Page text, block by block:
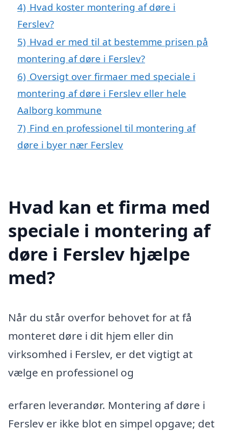
4) Hvad koster montering af døre i
Ferslev?
5) Hvad er med til at bestemme prisen på
montering af døre i Ferslev?
6) Oversigt over firmaer med speciale i
montering af døre i Ferslev eller hele
Aalborg kommune
7) Find en professionel til montering af
døre i byer nær Ferslev
Hvad kan et firma med
speciale i montering af
døre i Ferslev hjælpe
med?
Når du står overfor behovet for at få
monteret døre i dit hjem eller din
virksomhed i Ferslev, er det vigtigt at
vælge en professionel og
erfaren leverandør. Montering af døre i
Ferslev er ikke blot en simpel opgave; det